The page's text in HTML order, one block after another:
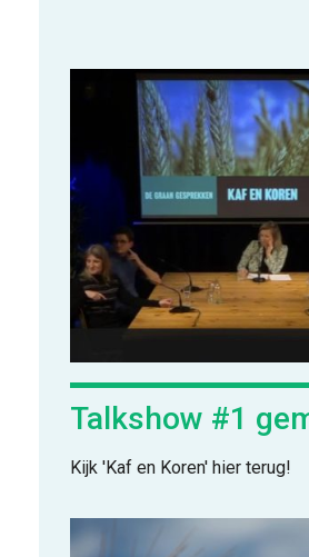
Talkshow #1
Kijk 'Kaf en Koren' hier terug!